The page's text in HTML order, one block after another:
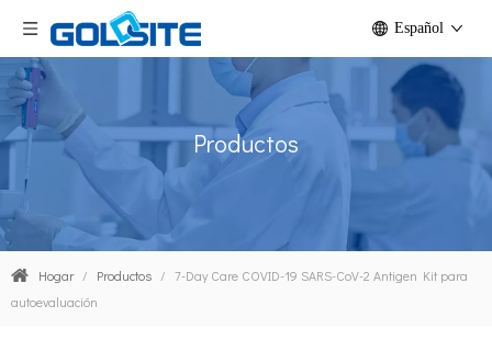
Español
Productos
Hogar / Productos / 7-Day Care COVID-19 SARS-CoV-2 Antigen Kit para
autoevaluación